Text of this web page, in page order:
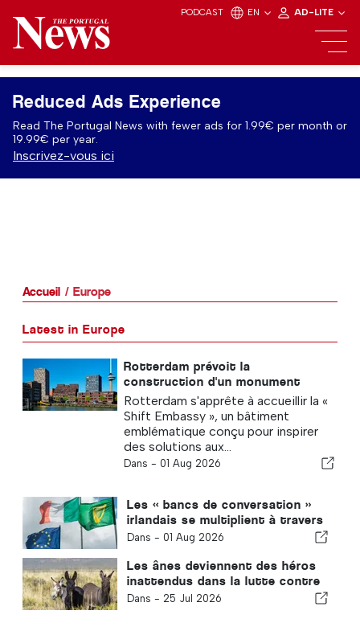
PODCAST EN AD-LITE
Reduced Ads Experience
Read The Portugal News with fewer ads for 1.99€ per month or
19.99€ per year.
Inscrivez-vous ici
Accueil Europe
Latest in Europe
Rotterdam prévoit la
construction d'un monument
dédié aux solutions durables
Rotterdam s'apprête à accueillir la «
Shift Embassy », un bâtiment
emblématique conçu pour inspirer
des solutions aux...
Dans - 01 Aug 2026
Les « bancs de conversation »
irlandais se multiplient à travers
le pays
Dans - 01 Aug 2026
Les ânes deviennent des héros
inattendus dans la lutte contre
les feux de forêt
Dans - 25 Jul 2026